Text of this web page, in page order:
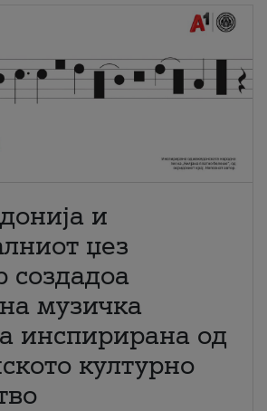
и
џез
создадоа
музичка
инспирирана од
културно